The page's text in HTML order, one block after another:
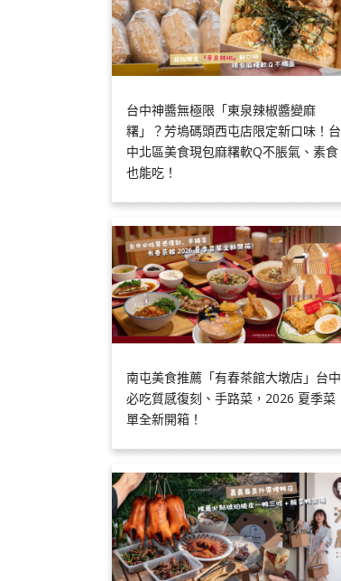
台中神醬無極限「東泉辣椒醬變麻
糬」？芳塢碼頭西屯店限定新口味！台
中北區美食現包麻糬軟Q不脹氣、素食
也能吃！
南屯美食推薦「有春茶館大墩店」台中
必吃質感復刻、手路菜，2026 夏季菜
單全新開箱！